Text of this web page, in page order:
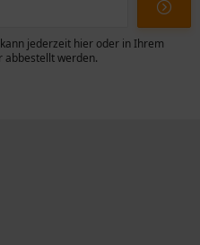
jederzeit hier oder in Ihrem
abbestellt werden.